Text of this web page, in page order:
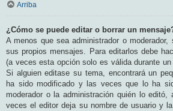
Arriba
¿Cómo se puede editar o borrar un
A menos que sea administrador o moderador,
sus propios mensajes. Para editarlos debe
(a veces esta opción solo es válida durante
Si alguien editase su tema, encontrará un
ha sido modificado y las veces que lo ha
moderador o la administración quién lo editó,
veces el editor deja su nombre de usuario y